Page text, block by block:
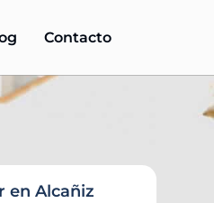
Contacto
en Alcañiz